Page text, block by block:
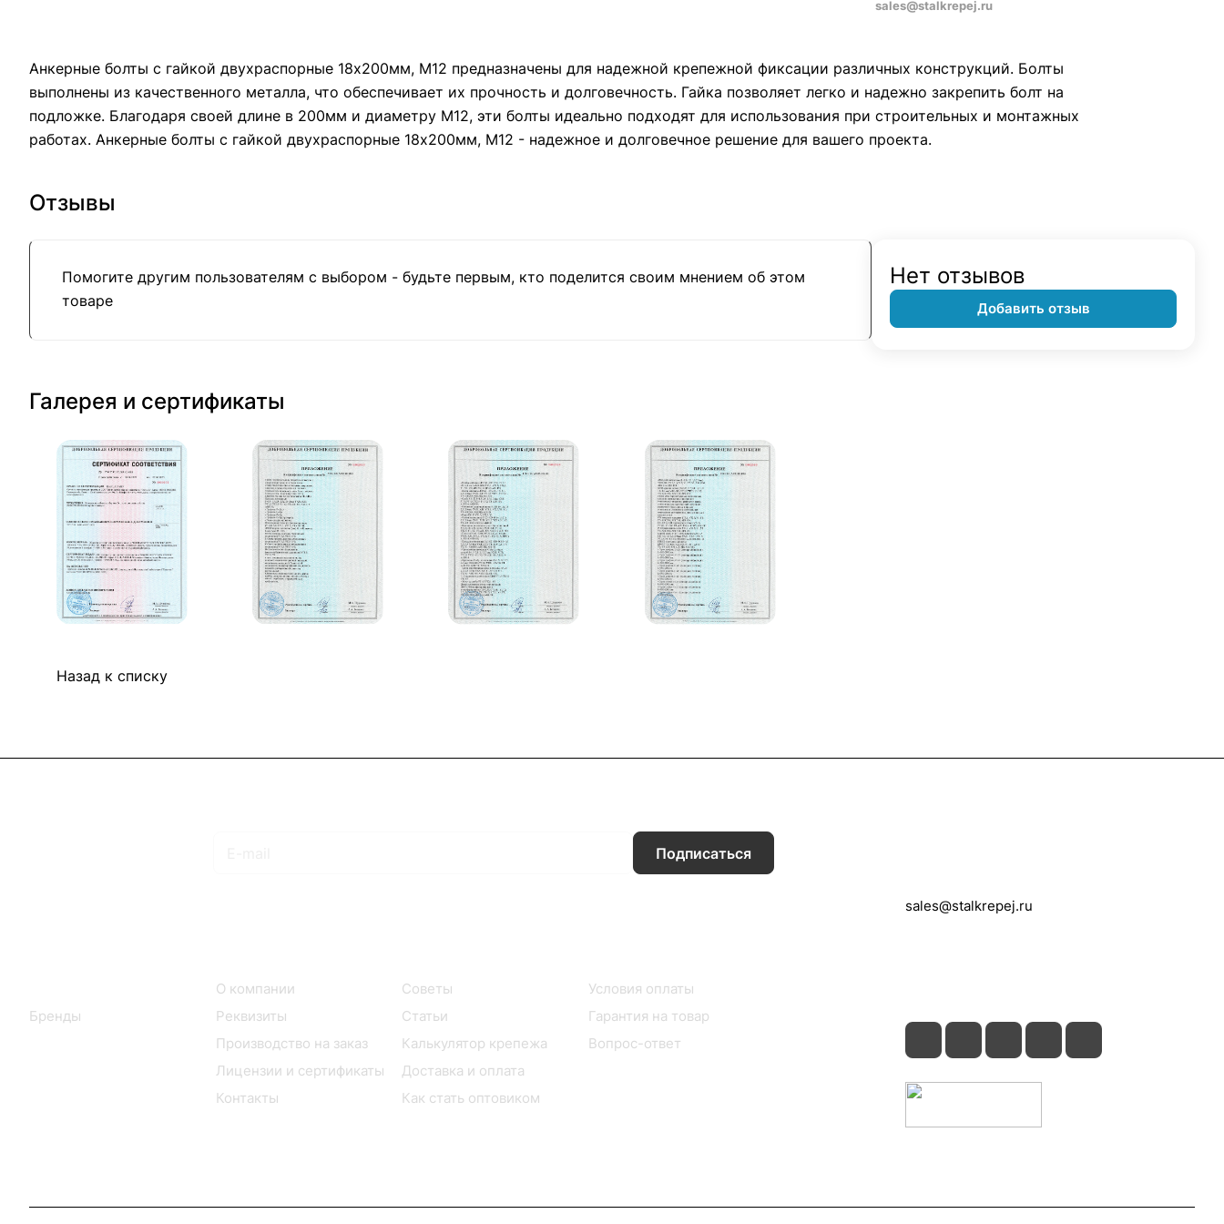
sales@stalkrepej.ru
Анкерные болты с гайкой двухраспорные 18х200мм, М12 предназначены для надежной крепежной фиксации различных конструкций. Болты
выполнены из качественного металла, что обеспечивает их прочность и долговечность. Гайка позволяет легко и надежно закрепить болт на
подложке. Благодаря своей длине в 200мм и диаметру М12, эти болты идеально подходят для использования при строительных и монтажных
работах. Анкерные болты с гайкой двухраспорные 18х200мм, М12 - надежное и долговечное решение для вашего проекта.
Отзывы
Помогите другим пользователям с выбором - будьте первым, кто поделится своим мнением об этом
товаре
Нет отзывов
Добавить отзыв
Галерея и сертификаты
Назад к списку
Подписаться
Бренды
О компании
Реквизиты
Производство на заказ
Лицензии и сертификаты
Контакты
Советы
Статьи
Калькулятор крепежа
Доставка и оплата
Как стать оптовиком
Условия оплаты
Гарантия на товар
Вопрос-ответ
sales@stalkrepej.ru